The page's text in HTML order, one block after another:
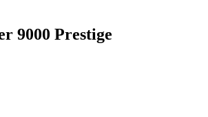
9000 Prestige